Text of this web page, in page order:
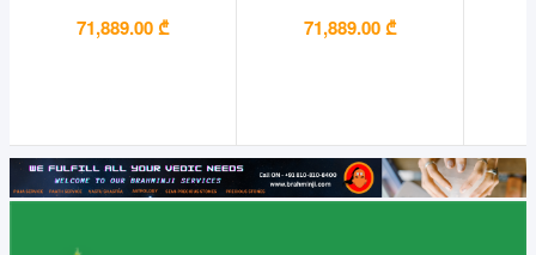
71,889.00 ₾ 71,889.00 ₾